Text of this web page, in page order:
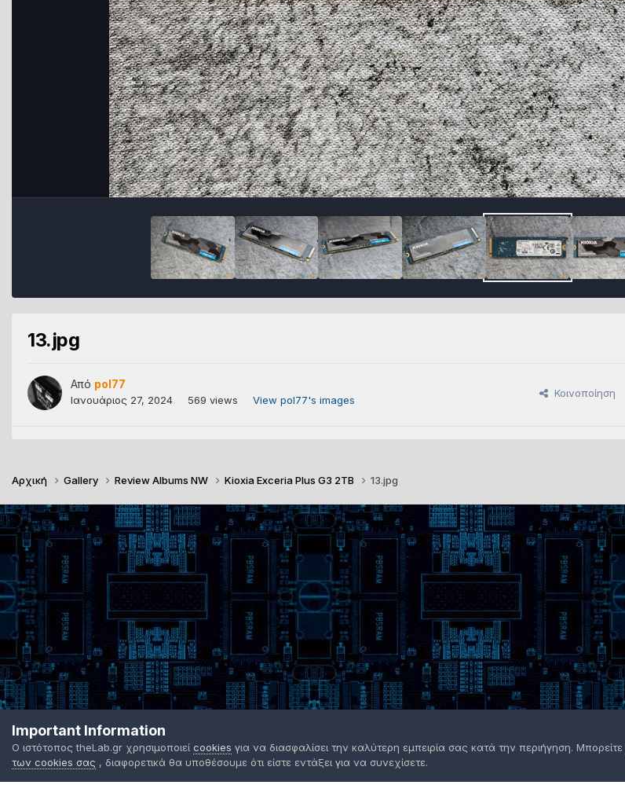
13.jpg
Από pol77
Ιανουάριος 27, 2024 569 views View pol77's images
Κοινοποίηση
Αρχική Gallery Review Albums NW Kioxia Exceria Plus G3 2TB 13.jpg
Important Information
Ο ιστότοπος theLab.gr χρησιμοποιεί cookies για να διασφαλίσει την καλύτερη εμπειρία σας κατά την περιήγηση. Μπορείτε
των cookies σας , διαφορετικά θα υποθέσουμε ότι είστε εντάξει για να συνεχίσετε.